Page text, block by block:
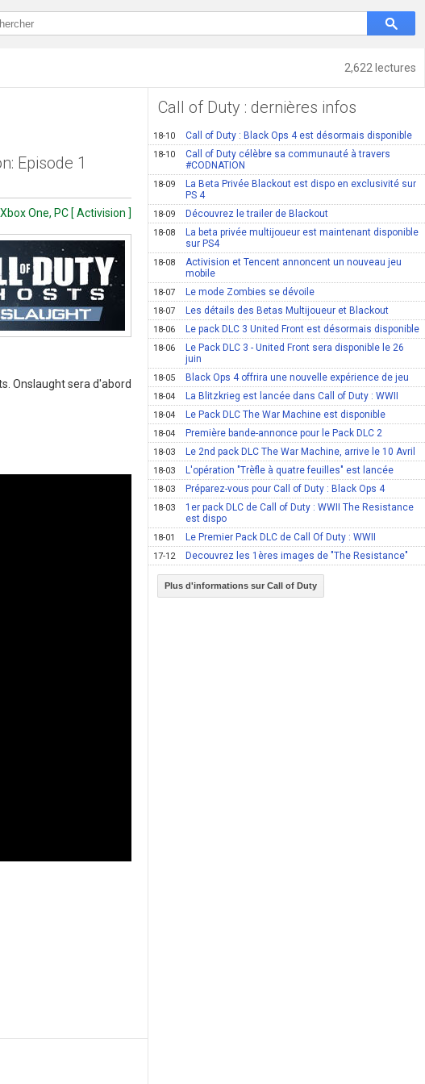
2,622 lectures
Episode 1
One, PC [ Activision ]
Onslaught sera d'abord
Call of Duty : dernières infos
18-10 Call of Duty : Black Ops 4 est désormais disponible
18-10
Call of Duty célèbre sa communauté à travers
#CODNATION
18-09
La Beta Privée Blackout est dispo en exclusivité sur
PS 4
18-09 Découvrez le trailer de Blackout
18-08
La beta privée multijoueur est maintenant disponible
sur PS4
18-08
Activision et Tencent annoncent un nouveau jeu
mobile
18-07 Le mode Zombies se dévoile
18-07 Les détails des Betas Multijoueur et Blackout
18-06 Le pack DLC 3 United Front est désormais disponible
18-06
Le Pack DLC 3 - United Front sera disponible le 26
juin
18-05 Black Ops 4 offrira une nouvelle expérience de jeu
18-04 La Blitzkrieg est lancée dans Call of Duty : WWII
18-04 Le Pack DLC The War Machine est disponible
18-04 Première bande-annonce pour le Pack DLC 2
18-03 Le 2nd pack DLC The War Machine, arrive le 10 Avril
18-03 L'opération "Trèfle à quatre feuilles" est lancée
18-03 Préparez-vous pour Call of Duty : Black Ops 4
18-03
1er pack DLC de Call of Duty : WWII The Resistance
est dispo
18-01 Le Premier Pack DLC de Call Of Duty : WWII
17-12 Decouvrez les 1ères images de "The Resistance"
Plus d'informations sur Call of Duty